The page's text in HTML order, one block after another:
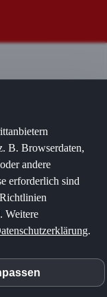
B. Browserdaten,
andere
erforderlich sind
Weitere
.